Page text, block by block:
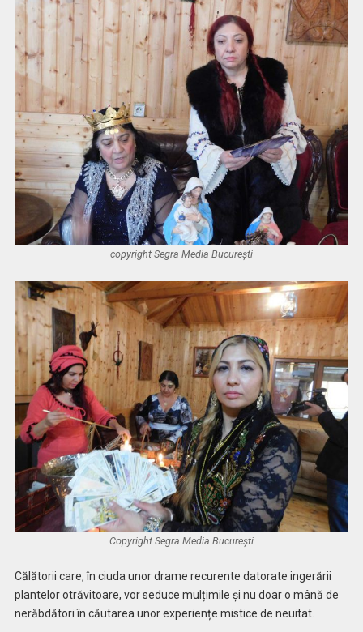
copyright Segra Media București
Copyright Segra Media București
Călătorii care, în ciuda unor drame recurente datorate ingerării
plantelor otrăvitoare, vor seduce mulțimile și nu doar o mână de
nerăbdători în căutarea unor experiențe mistice de neuitat.